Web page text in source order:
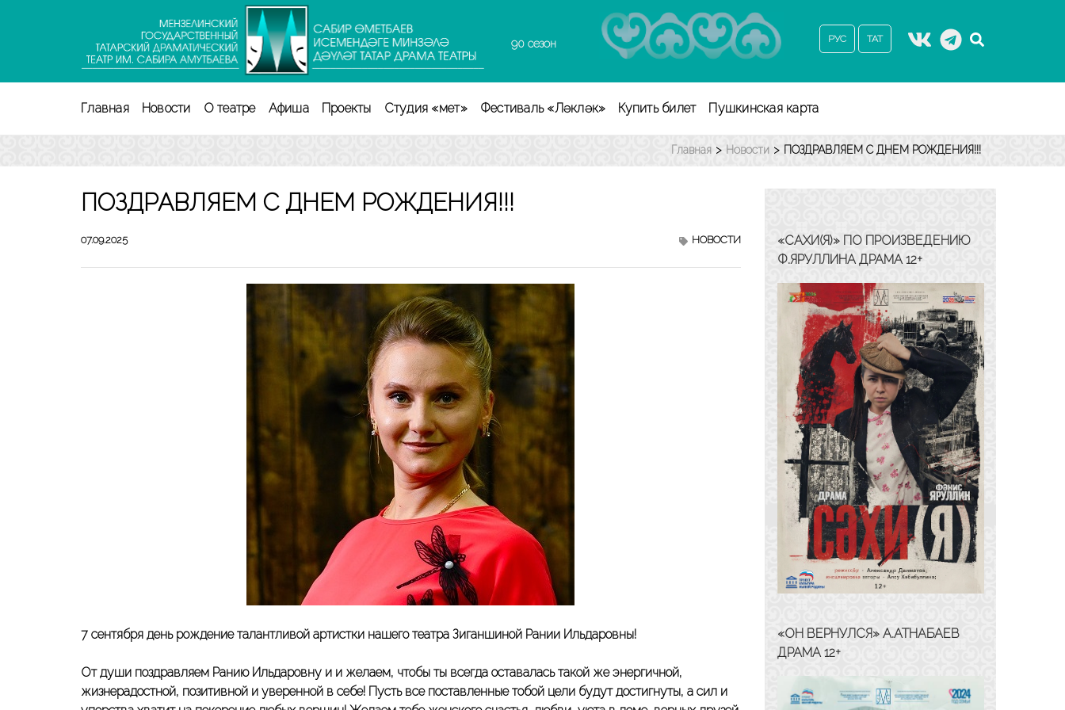
Enter)
90 сезон РУС ТАТ
Главная Новости О театре Афиша Проекты Студия «Өмет» Фестиваль «Ләкләк» Купить билет Пушкинская карта
Главная > Новости > ПОЗДРАВЛЯЕМ С ДНЕМ РОЖДЕНИЯ!!!
ПОЗДРАВЛЯЕМ С ДНЕМ РОЖДЕНИЯ!!!
07.09.2025 НОВОСТИ
7 сентября день рождение талантливой артистки нашего театра Зиганшиной Рании Ильдаровны!
От души поздравляем Ранию Ильдаровну и и желаем, чтобы ты всегда оставалась такой же энергичной,
жизнерадостной, позитивной и уверенной в себе! Пусть все поставленные тобой цели будут достигнуты, а сил и
«САХИ(Я)» ПО ПРОИЗВЕДЕНИЮ
Ф.ЯРУЛЛИНА ДРАМА 12+
«ОН ВЕРНУЛСЯ» А.АТНАБАЕВ
ДРАМА 12+